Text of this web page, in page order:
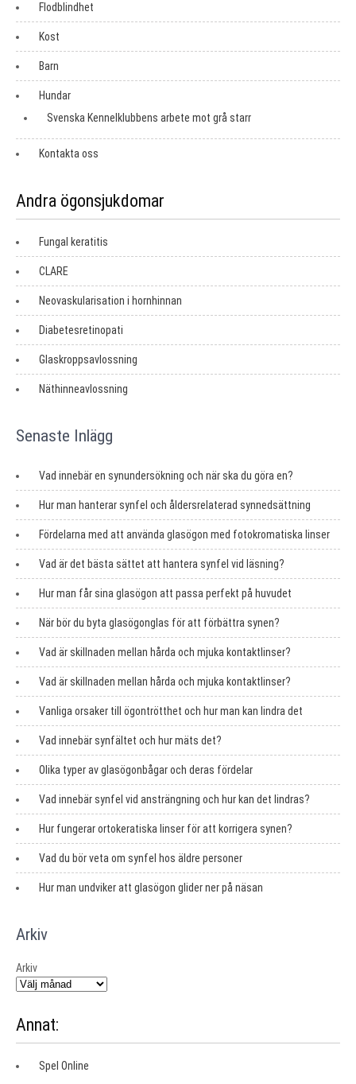
Flodblindhet
Kost
Barn
Hundar
Svenska Kennelklubbens arbete mot grå starr
Kontakta oss
Andra ögonsjukdomar
Fungal keratitis
CLARE
Neovaskularisation i hornhinnan
Diabetesretinopati
Glaskroppsavlossning
Näthinneavlossning
Senaste Inlägg
Vad innebär en synundersökning och när ska du göra en?
Hur man hanterar synfel och åldersrelaterad synnedsättning
Fördelarna med att använda glasögon med fotokromatiska linser
Vad är det bästa sättet att hantera synfel vid läsning?
Hur man får sina glasögon att passa perfekt på huvudet
När bör du byta glasögonglas för att förbättra synen?
Vad är skillnaden mellan hårda och mjuka kontaktlinser?
Vad är skillnaden mellan hårda och mjuka kontaktlinser?
Vanliga orsaker till ögontrötthet och hur man kan lindra det
Vad innebär synfältet och hur mäts det?
Olika typer av glasögonbågar och deras fördelar
Vad innebär synfel vid ansträngning och hur kan det lindras?
Hur fungerar ortokeratiska linser för att korrigera synen?
Vad du bör veta om synfel hos äldre personer
Hur man undviker att glasögon glider ner på näsan
Arkiv
Arkiv
Annat:
Spel Online